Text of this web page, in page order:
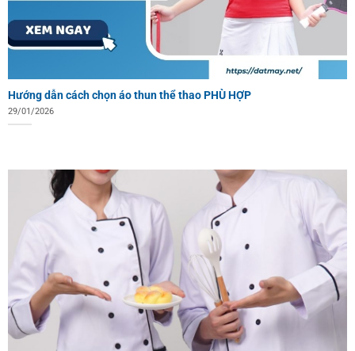
Hướng dẫn cách chọn áo thun thể thao PHÙ HỢP
29/01/2026